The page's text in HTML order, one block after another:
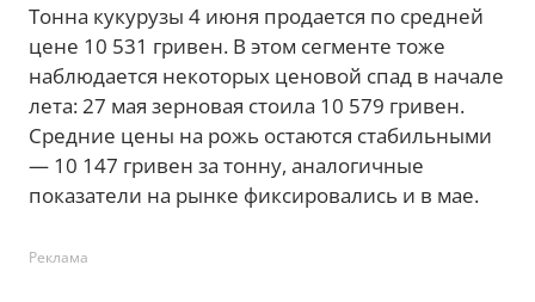
Тонна кукурузы 4 июня продается по средней
цене 10 531 гривен. В этом сегменте тоже
наблюдается некоторых ценовой спад в начале
лета: 27 мая зерновая стоила 10 579 гривен.
Средние цены на рожь остаются стабильными
— 10 147 гривен за тонну, аналогичные
показатели на рынке фиксировались и в мае.
Реклама